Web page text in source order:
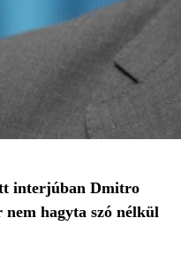
interjúban Dmitro
hagyta szó nélkül